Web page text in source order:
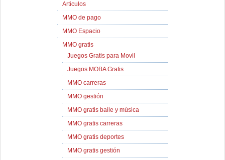
Articulos
MMO de pago
MMO Espacio
MMO gratis
Juegos Gratis para Movil
Juegos MOBA Gratis
MMO carreras
MMO gestión
MMO gratis baile y música
MMO gratis carreras
MMO gratis deportes
MMO gratis gestión